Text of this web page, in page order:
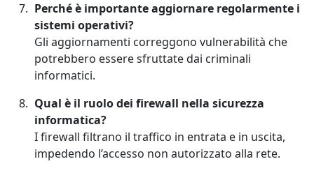
Perché è importante aggiornare regolarmente i
sistemi operativi?
Gli aggiornamenti correggono vulnerabilità che
potrebbero essere sfruttate dai criminali
informatici.
Qual è il ruolo dei firewall nella sicurezza
informatica?
I firewall filtrano il traffico in entrata e in uscita,
impedendo l’accesso non autorizzato alla rete.